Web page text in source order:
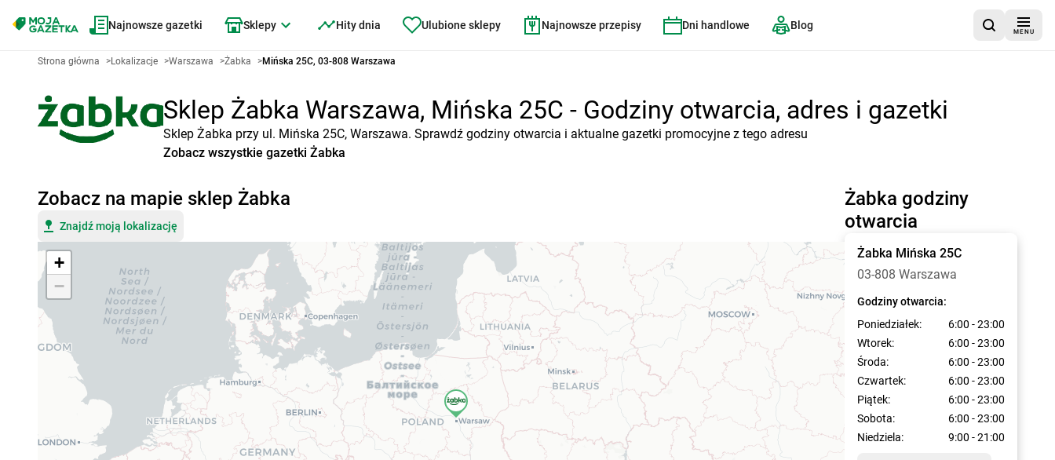
Najnowsze gazetki Sklepy Hity dnia Ulubione sklepy Najnowsze przepisy Dni handlowe Blog
MENU
Strona główna >Lokalizacje >Warszawa >Żabka >Mińska 25C, 03-808 Warszawa
Sklep Żabka Warszawa, Mińska 25C - Godziny otwarcia, adres i gazetki
Sklep Żabka przy ul. Mińska 25C, Warszawa. Sprawdź godziny otwarcia i aktualne gazetki promocyjne z tego adresu
Zobacz wszystkie gazetki Żabka
Żabka godziny
otwarcia
Żabka Mińska 25C
03-808 Warszawa
Godziny otwarcia:
Poniedziałek:
6:00 - 23:00
Wtorek:
6:00 - 23:00
Środa:
6:00 - 23:00
Czwartek:
6:00 - 23:00
Piątek:
6:00 - 23:00
Sobota:
6:00 - 23:00
Niedziela:
9:00 - 21:00
Zobacz na mapie sklep Żabka
Znajdź moją lokalizację
+
−